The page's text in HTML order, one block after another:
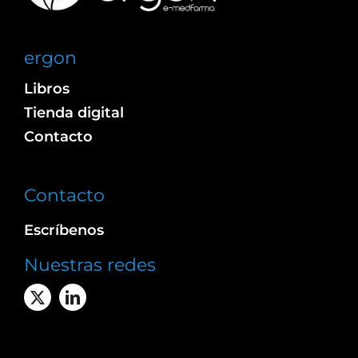
ergon
Libros
Tienda digital
Contacto
Contacto
Escríbenos
Nuestras redes